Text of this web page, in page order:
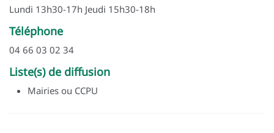
Lundi 13h30-17h Jeudi 15h30-18h
Téléphone
04 66 03 02 34
Liste(s) de diffusion
Mairies ou CCPU